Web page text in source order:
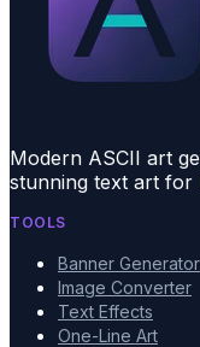
Modern ASCII art
stunning text art for
TOOLS
Banner Generator
Image Converter
Text Effects
One-Line Art